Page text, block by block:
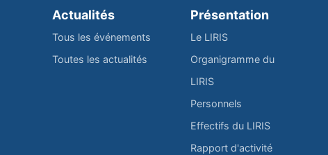
Actualités
Tous les événements
Toutes les actualités
Présentation
Le LIRIS
Organigramme du
LIRIS
Personnels
Effectifs du LIRIS
Rapport d'activité